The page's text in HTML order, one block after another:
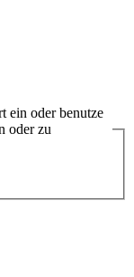
ein oder benutze
oder zu